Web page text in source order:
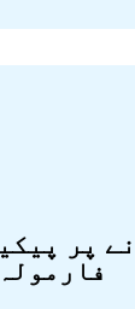
پر